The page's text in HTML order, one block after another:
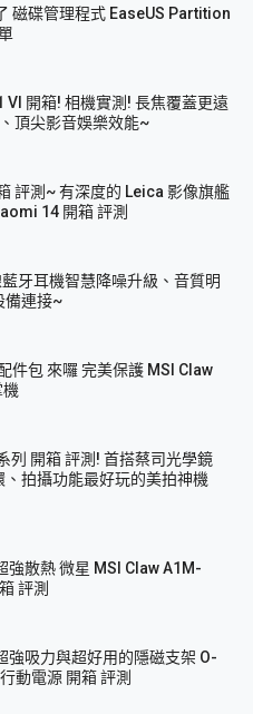
磁碟管理程式 EaseUS Partition
VI 開箱! 相機實測! 長焦覆蓋更遠
頂尖影音娛樂效能~
評測~ 有深度的 Leica 影像旗艦
14 開箱 評測
牙耳機智慧降噪升級、音質明
備連接~
件包 來囉 完美保護 MSI Claw
機
列 開箱 評測! 首搭蔡司光學鏡
拍攝功能最好玩的美拍神機
強散熱 微星 MSI Claw A1M-
評測
強吸力與超好用的隱磁支架 O-
動電源 開箱 評測